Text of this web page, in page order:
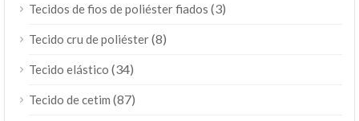
Tecidos de fios de poliéster fiados (3)
Tecido cru de poliéster(8)
Tecido elástico (34)
Tecido de cetim (87)